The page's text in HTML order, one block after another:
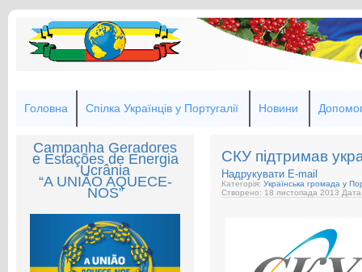
Головна Спілка Українців у Португалії Новини
Campanha Geradores
e Estações de Energia
Ucrânia
“A UNIÃO AQUECE-
NOS”
СКУ підтримав
Надрукувати E-mail
Категорія:Українська громада у
Створено: 18 листопада 2013 Дата